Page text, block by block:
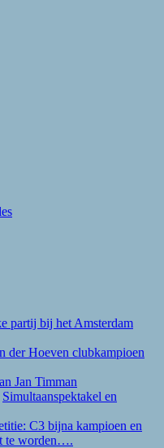
partij bij het Amsterdam
der Hoeven clubkampioen
Jan Timman
Simultaanspektakel en
C3 bijna kampioen en
te worden….